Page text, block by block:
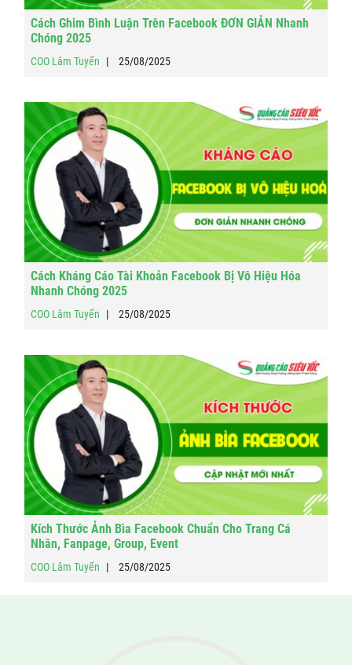
Cách Ghim Bình Luận Trên Facebook ĐƠN GIẢN Nhanh
Chóng 2025
COO Lâm Tuyến 25/08/2025
Cách Kháng Cáo Tài Khoản Facebook Bị Vô Hiệu Hóa
Nhanh Chóng 2025
COO Lâm Tuyến 25/08/2025
Kích Thước Ảnh Bìa Facebook Chuẩn Cho Trang Cá
Nhân, Fanpage, Group, Event
COO Lâm Tuyến 25/08/2025